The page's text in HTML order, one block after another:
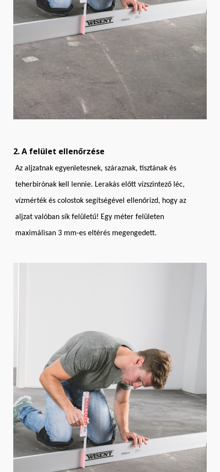
2. A felület ellenőrzése
Az aljzatnak egyenletesnek, száraznak, tisztának és
teherbírónak kell lennie. Lerakás előtt vízszintező léc,
vízmérték és colostok segítségével ellenőrizd, hogy az
aljzat valóban sík felületű! Egy méter felületen
maximálisan 3 mm-es eltérés megengedett.